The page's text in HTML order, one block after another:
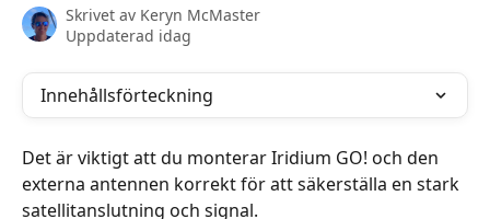
Skrivet av Keryn McMaster
Uppdaterad idag
Innehållsförteckning
Det är viktigt att du monterar Iridium GO! och den
externa antennen korrekt för att säkerställa en stark
satellitanslutning och signal.